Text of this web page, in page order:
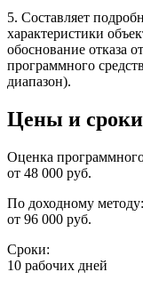
5. Составляет
характеристики
обоснование отказа
программного
диапазон).
Цены и
Оценка
от 48 000 руб.
По доходному методу:
от 96 000 руб.
Сроки:
10 рабочих дней